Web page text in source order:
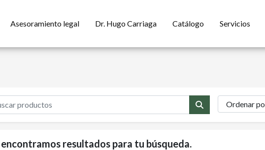
Asesoramiento legal Dr. Hugo Carriaga Catálogo Servicios
resultados para tu búsqueda.